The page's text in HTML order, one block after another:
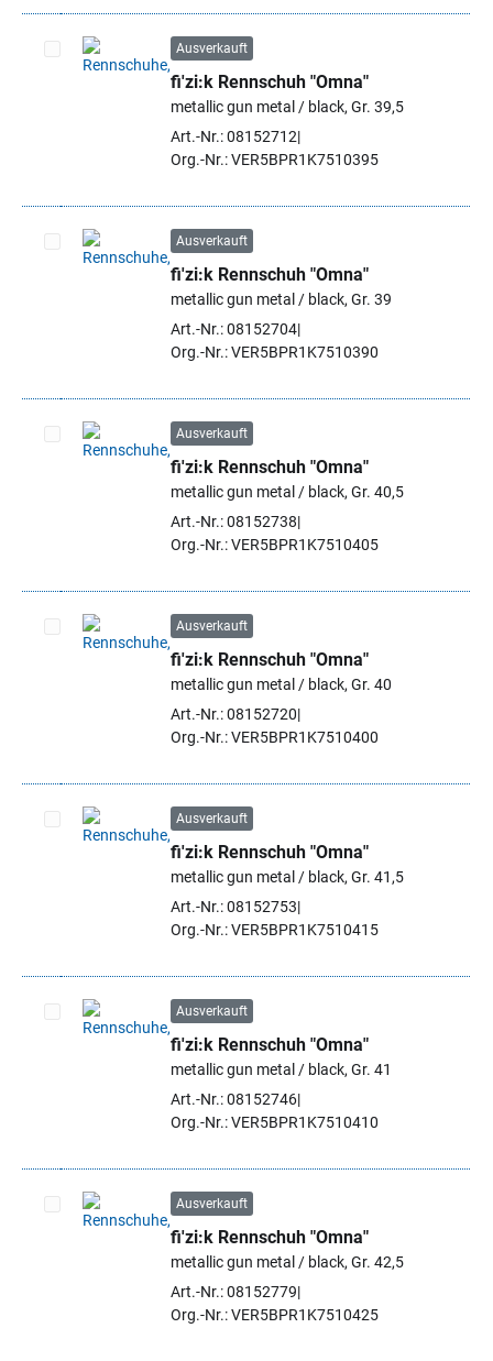
Artikel auswählen
Ausverkauft
fi'zi:k Rennschuh "Omna"
metallic gun metal / black, Gr. 39,5
Art.-Nr.: 08152712
Org.-Nr.: VER5BPR1K7510395
Artikel auswählen
Ausverkauft
fi'zi:k Rennschuh "Omna"
metallic gun metal / black, Gr. 39
Art.-Nr.: 08152704
Org.-Nr.: VER5BPR1K7510390
Artikel auswählen
Ausverkauft
fi'zi:k Rennschuh "Omna"
metallic gun metal / black, Gr. 40,5
Art.-Nr.: 08152738
Org.-Nr.: VER5BPR1K7510405
Artikel auswählen
Ausverkauft
fi'zi:k Rennschuh "Omna"
metallic gun metal / black, Gr. 40
Art.-Nr.: 08152720
Org.-Nr.: VER5BPR1K7510400
Artikel auswählen
Ausverkauft
fi'zi:k Rennschuh "Omna"
metallic gun metal / black, Gr. 41,5
Art.-Nr.: 08152753
Org.-Nr.: VER5BPR1K7510415
Artikel auswählen
Ausverkauft
fi'zi:k Rennschuh "Omna"
metallic gun metal / black, Gr. 41
Art.-Nr.: 08152746
Org.-Nr.: VER5BPR1K7510410
Artikel auswählen
Ausverkauft
fi'zi:k Rennschuh "Omna"
metallic gun metal / black, Gr. 42,5
Art.-Nr.: 08152779
Org.-Nr.: VER5BPR1K7510425